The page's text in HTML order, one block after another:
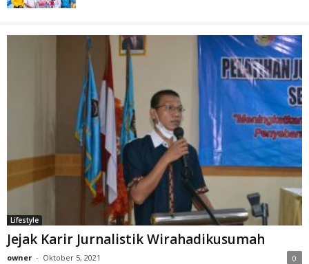
Lifestyle
Jejak Karir Jurnalistik Wirahadikusumah
owner - Oktober 5, 2021 0